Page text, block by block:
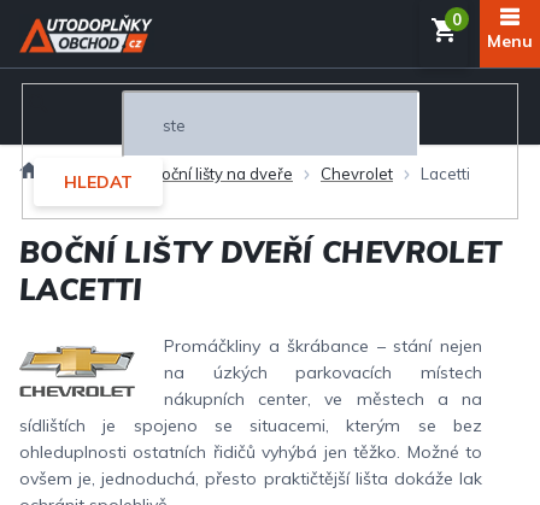
Přejít
obsah
HLEDAT
Exteriér Boční lišty na dveře Chevrolet Lacetti
BOČNÍ LIŠTY DVEŘÍ CHEVROLET
LACETTI
Promáčkliny a škrábance – stání nejen
na úzkých parkovacích místech
nákupních center, ve městech a na
sídlištích je spojeno se situacemi, kterým se bez
ohleduplnosti ostatních řidičů vyhýbá jen těžko. Možné to
ovšem je, jednoduchá, přesto praktičtější lišta dokáže lak